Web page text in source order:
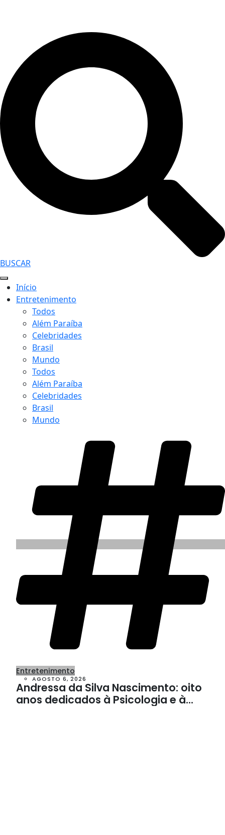
BUSCAR
Início
Entretenimento
Todos
Além Paraíba
Celebridades
Brasil
Mundo
Todos
Além Paraíba
Celebridades
Brasil
Mundo
Entretenimento
AGOSTO 6, 2026
Andressa da Silva Nascimento: oito
anos dedicados à Psicologia e à